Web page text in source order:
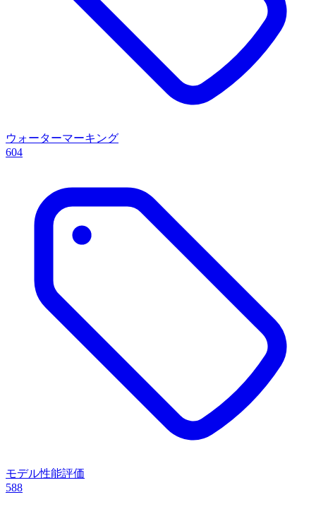
ウォーターマーキング
604
モデル性能評価
588